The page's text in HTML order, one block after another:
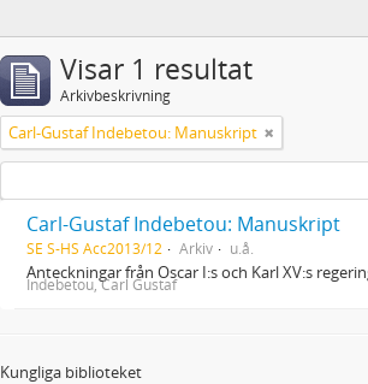
Visar 1 resultat
Arkivbeskrivning
Carl-Gustaf Indebetou: Manuskript
Carl-Gustaf Indebetou: Manuskript
SE S-HS Acc2013/12 Arkiv u.å.
Anteckningar från Oscar I:s och Karl XV:s
Indebetou, Carl Gustaf
Kungliga biblioteket